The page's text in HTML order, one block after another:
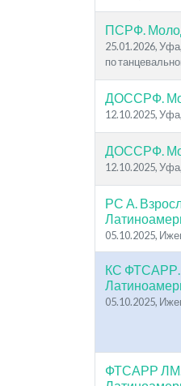
ПСРФ.
25.01.2026,
по
ДОССРФ.
12.10.2025,
ДОССРФ.
12.10.2025,
РС А.
05.10.2025,
КС ФТСАРР.
05.10.2025,
ФТСАРР ЛМ.